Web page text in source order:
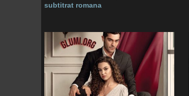
subtitrat romana